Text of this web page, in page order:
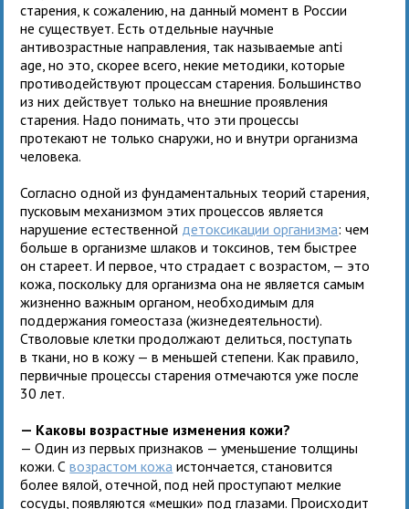
старения, к сожалению, на данный момент в России
не существует. Есть отдельные научные
антивозрастные направления, так называемые anti
age, но это, скорее всего, некие методики, которые
противодействуют процессам старения. Большинство
из них действует только на внешние проявления
старения. Надо понимать, что эти процессы
протекают не только снаружи, но и внутри организма
человека.
Согласно одной из фундаментальных теорий старения,
пусковым механизмом этих процессов является
нарушение естественной детоксикации организма: чем
больше в организме шлаков и токсинов, тем быстрее
он стареет. И первое, что страдает с возрастом, — это
кожа, поскольку для организма она не является самым
жизненно важным органом, необходимым для
поддержания гомеостаза (жизнедеятельности).
Стволовые клетки продолжают делиться, поступать
в ткани, но в кожу — в меньшей степени. Как правило,
первичные процессы старения отмечаются уже после
30 лет.
— Каковы возрастные изменения кожи?
— Один из первых признаков — уменьшение толщины
кожи. Свозрастом кожа истончается, становится
более вялой, отечной, под ней проступают мелкие
сосуды, появляются «мешки» под глазами. Происходит